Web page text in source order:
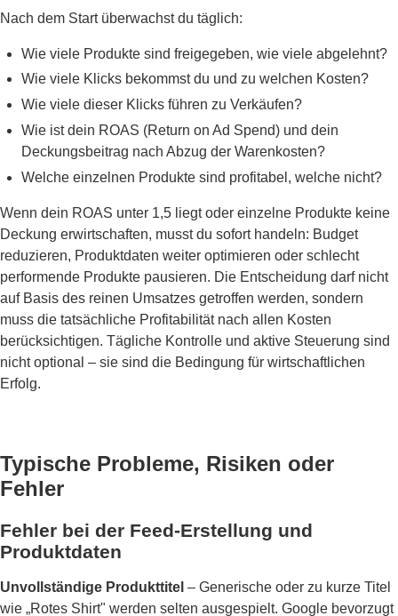
Nach dem Start überwachst du täglich:
Wie viele Produkte sind freigegeben, wie viele abgelehnt?
Wie viele Klicks bekommst du und zu welchen Kosten?
Wie viele dieser Klicks führen zu Verkäufen?
Wie ist dein ROAS (Return on Ad Spend) und dein
Deckungsbeitrag nach Abzug der Warenkosten?
Welche einzelnen Produkte sind profitabel, welche nicht?
Wenn dein ROAS unter 1,5 liegt oder einzelne Produkte keine
Deckung erwirtschaften, musst du sofort handeln: Budget
reduzieren, Produktdaten weiter optimieren oder schlecht
performende Produkte pausieren. Die Entscheidung darf nicht
auf Basis des reinen Umsatzes getroffen werden, sondern
muss die tatsächliche Profitabilität nach allen Kosten
berücksichtigen. Tägliche Kontrolle und aktive Steuerung sind
nicht optional – sie sind die Bedingung für wirtschaftlichen
Erfolg.
Typische Probleme, Risiken oder
Fehler
Fehler bei der Feed-Erstellung und
Produktdaten
Unvollständige Produkttitel – Generische oder zu kurze Titel
wie „Rotes Shirt" werden selten ausgespielt. Google bevorzugt